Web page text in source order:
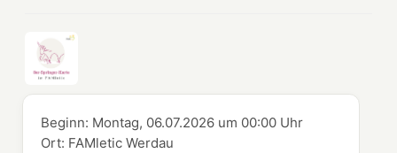
Beginn: Montag, 06.07.2026 um 00:00 Uhr
Ort: FAMletic Werdau